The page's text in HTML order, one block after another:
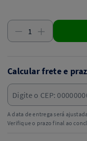
Calcular frete e
A data de entrega será
Verifique o prazo final ao